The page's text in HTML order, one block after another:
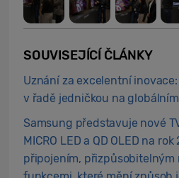
SOUVISEJÍCÍ ČLÁNKY
Uznání za excelentní
v řadě jedničkou na
Samsung představuje nové
MICRO LED a QD OLED na
připojením, přizpůsobitelným